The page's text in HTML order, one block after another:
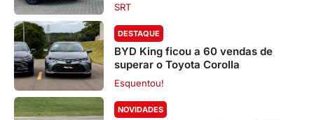
SRT
DESTAQUE
BYD King ficou a 60 vendas de
superar o Toyota Corolla
Esquentou!
NOVIDADES